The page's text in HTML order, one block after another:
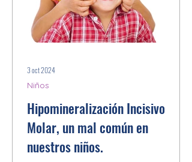
Hipomineralización Incisivo
Molar, un mal común en
nuestros niños.
Niños
3 oct 2024